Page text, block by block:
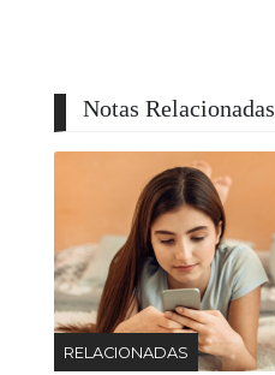
Notas Relacionadas
RELACIONADAS